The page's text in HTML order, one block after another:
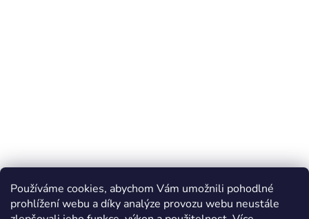
Používáme cookies, abychom Vám umožnili pohodlné
prohlížení webu a díky analýze provozu webu neustále